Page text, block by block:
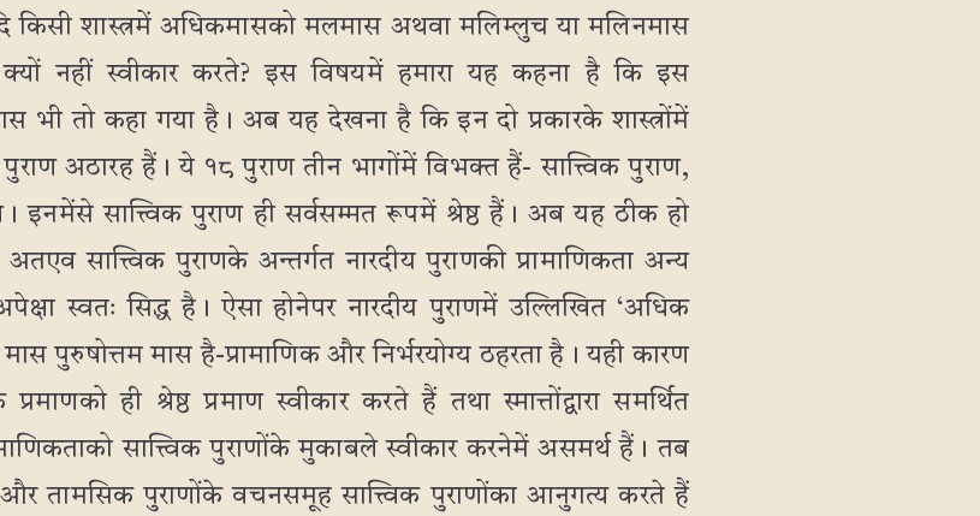
शास्त्रमें अधिकमासको मलमास अथवा मलिम्लुच या मलिनमास
नहीं स्वीकार करते? इस विषयमें हमारा यह कहना है कि इस
भी तो कहा गया है। अब यह देखना है कि इन दो प्रकारके शास्त्रोंमें
पुराण अठारह हैं। ये १८ पुराण तीन भागोंमें विभक्त हैं- सात्त्विक पुराण,
इनमेंसे सात्त्विक पुराण ही सर्वसम्मत रूपमें श्रेष्ठ हैं। अब यह ठीक हो
अतएव सात्त्विक पुराणके अन्तर्गत नारदीय पुराणकी प्रामाणिकता अन्य
स्वतः सिद्ध है। ऐसा होनेपर नारदीय पुराणमें उल्लिखित ‘अधिक
पुरुषोत्तम मास है-प्रामाणिक और निर्भरयोग्य ठहरता है। यही कारण
ही श्रेष्ठ प्रमाण स्वीकार करते हैं तथा स्मात्तोंद्वारा समर्थित
सात्त्विक पुराणोंके मुकाबले स्वीकार करनेमें असमर्थ हैं। तब
तामसिक पुराणोंके वचनसमूह सात्त्विक पुराणोंका आनुगत्य करते हैं